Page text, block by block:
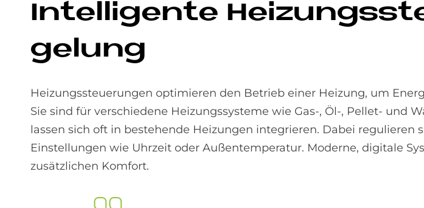
In­tel­li­gen­te
ge­lung
Heizungssteuerungen optimieren den Betrieb einer Heizung, um
Sie sind für verschiedene Heizungssysteme wie Gas-, Öl-, Pellet- und
lassen sich oft in bestehende Heizungen integrieren. Dabei regulieren
Einstellungen wie Uhrzeit oder Außentemperatur. Moderne, digitale
zusätzlichen Komfort.